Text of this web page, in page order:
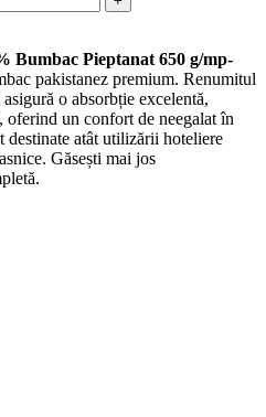
Bumbac Pieptanat 650 g/mp-
pakistanez premium. Renumitul
asigură o absorbție excelentă,
oferind un confort de neegalat în
destinate atât utilizării hoteliere
Găsești mai jos